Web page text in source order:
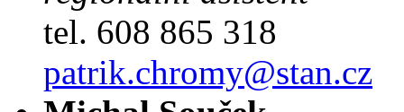
tel. 608 865 318
patrik.chromy@stan.cz